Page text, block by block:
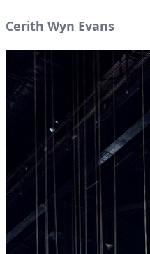
Cerith Wyn Evans